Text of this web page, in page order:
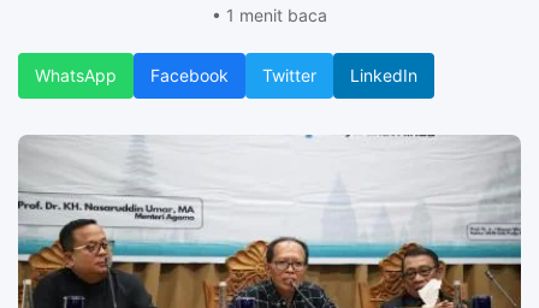
• 1 menit baca
WhatsApp Facebook Twitter LinkedIn